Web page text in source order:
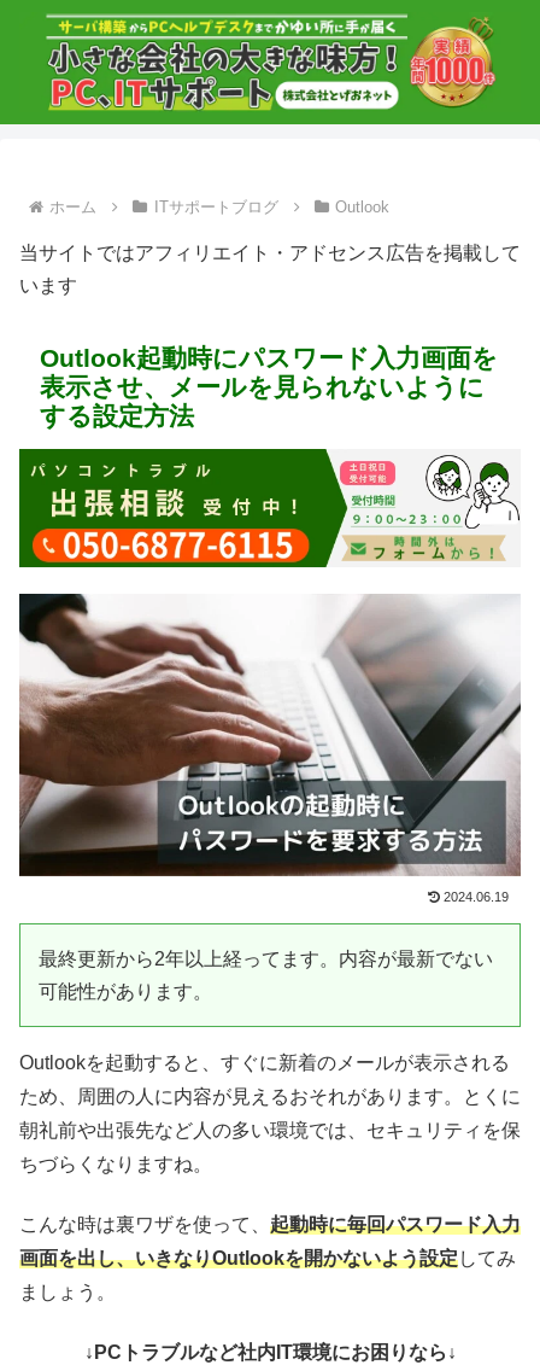
ホーム ITサポートブログ Outlook
当サイトではアフィリエイト・アドセンス広告を掲載して
います
Outlook起動時にパスワード入力画面を
表示させ、メールを見られないように
する設定方法
2024.06.19
最終更新から2年以上経ってます。内容が最新でない
可能性があります。
Outlookを起動すると、すぐに新着のメールが表示される
ため、周囲の人に内容が見えるおそれがあります。とくに
朝礼前や出張先など人の多い環境では、セキュリティを保
ちづらくなりますね。
こんな時は裏ワザを使って、 起動時に毎回パスワード入力
画面を出し、いきなりOutlookを開かないよう設定してみ
ましょう。
↓PCトラブルなど社内IT環境にお困りなら↓